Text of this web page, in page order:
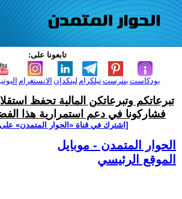
تابعونا على:
الانستغرام لينكدإن تيلكرامبنترست بودكاست
تبرعاتكم وتبرعاتكن المالية تحفظ
فشاركونا في دعم استمرارية هذا
[اشترك في قناة ‫«الحوار المتمدن» على
الحوار المتمدن - موبايل
الموقع الرئيسي